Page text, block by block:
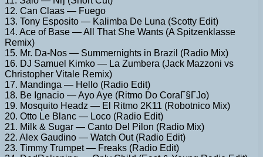
12. Can Claas — Fuego
13. Tony Esposito — Kalimba De Luna (Scotty Edit)
14. Ace of Base — All That She Wants (A Spitzenklasse
Remix)
15. Mr. Da-Nos — Summernights in Brazil (Radio Mix)
16. DJ Samuel Kimko — La Zumbera (Jack Mazzoni vs
Christopher Vitale Remix)
17. Mandinga — Hello (Radio Edit)
18. Be Ignacio — Ayo Aye (Ritmo Do CoraГ§ГЈo)
19. Mosquito Headz — El Ritmo 2K11 (Robotnico Mix)
20. Otto Le Blanc — Loco (Radio Edit)
21. Milk & Sugar — Canto Del Pilon (Radio Mix)
22. Alex Gaudino — Watch Out (Radio Edit)
23. Timmy Trumpet — Freaks (Radio Edit)